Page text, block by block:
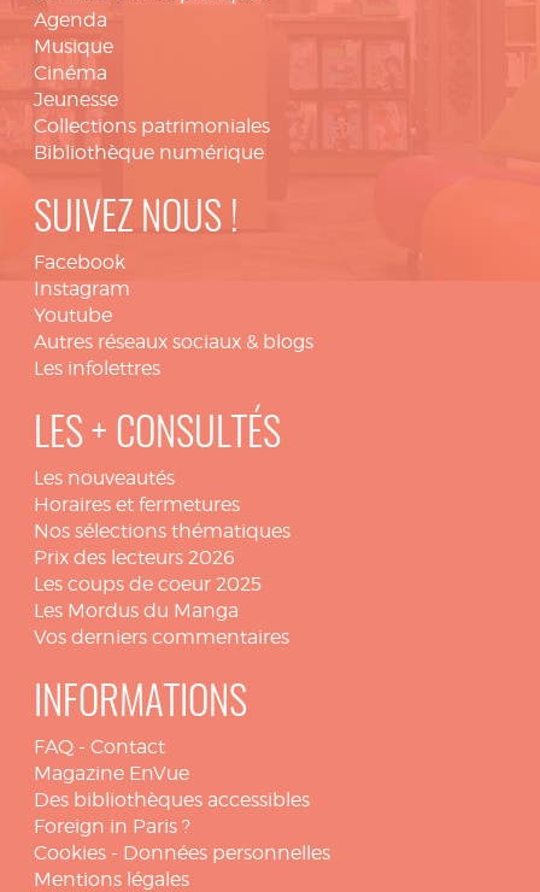
Agenda
Musique
Cinéma
Jeunesse
Collections patrimoniales
Bibliothèque numérique
SUIVEZ NOUS !
Facebook
Instagram
Youtube
Autres réseaux sociaux & blogs
Les infolettres
LES + CONSULTÉS
Les nouveautés
Horaires et fermetures
Nos sélections thématiques
Prix des lecteurs 2026
Les coups de coeur 2025
Les Mordus du Manga
Vos derniers commentaires
INFORMATIONS
FAQ - Contact
Magazine EnVue
Des bibliothèques accessibles
Foreign in Paris ?
Cookies - Données personnelles
Mentions légales